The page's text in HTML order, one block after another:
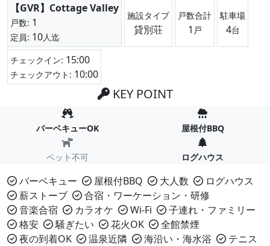
【GVR】Cottage Valley
戸数: 1
定員: 10人迄
施設タイプ
貸別荘
戸数合計
1 戸
駐車場
4台
チェックイン: 15:00
チェックアウト: 10:00
KEY POINT
バーベキューOK 屋根付BBQ
ペット不可 ログハウス
バーベキュー 屋根付BBQ 大人数
ログハウス
薪ストーブ
合宿・ワーケーション・研修
音楽合宿
カラオケ Wi-Fi
子連れ・ファミリー
格安
騒ぎたい 花火OK
全館禁煙
夜の到着OK
温泉近隣 海沿い・海水浴 テニス